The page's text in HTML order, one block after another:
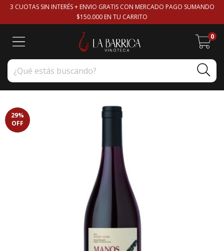
3 CUOTAS SIN INTERÉS + ENVIO GRATIS CON MERCADO PAGO SUMANDO
$150.000 EN TU CARRITO
0
29%
OFF